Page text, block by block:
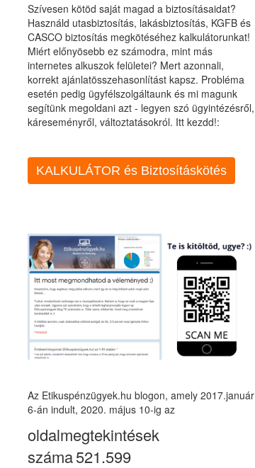
Szívesen kötöd saját magad a biztosításaidat?
Használd utasbiztosítás, lakásbiztosítás, KGFB és
CASCO biztosítás megkötéséhez kalkulátorunkat!
Miért előnyösebb ez számodra, mint más
internetes alkuszok felületei? Mert azonnali,
korrekt ajánlatösszehasonlítást kapsz. Probléma
esetén pedig ügyfélszolgáltaunk és mi magunk
segítünk megoldani azt - legyen szó ügyintézésről,
káreseményről, változtatásokról. Itt kezdd!:
KALKULÁTOR és Biztosításkötés
Az Etikuspénzügyek.hu blogon, amely 2017.január
6-án indult, 2020. május 10-ig az
oldalmegtekintések
száma521.599